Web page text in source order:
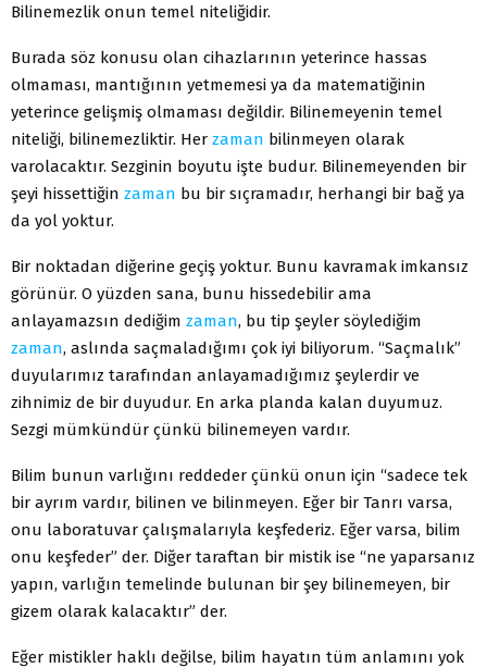
Bilinemezlik onun temel niteliğidir.
Burada söz konusu olan cihazlarının yeterince hassas
olmaması, mantığının yetmemesi ya da matematiğinin
yeterince gelişmiş olmaması değildir. Bilinemeyenin temel
niteliği, bilinemezliktir. Her zaman bilinmeyen olarak
varolacaktır. Sezginin boyutu işte budur. Bilinemeyenden bir
şeyi hissettiğin zaman bu bir sıçramadır, herhangi bir bağ ya
da yol yoktur.
Bir noktadan diğerine geçiş yoktur. Bunu kavramak imkansız
görünür. O yüzden sana, bunu hissedebilir ama
anlayamazsın dediğim zaman, bu tip şeyler söylediğim
zaman, aslında saçmaladığımı çok iyi biliyorum. “Saçmalık”
duyularımız tarafından anlayamadığımız şeylerdir ve
zihnimiz de bir duyudur. En arka planda kalan duyumuz.
Sezgi mümkündür çünkü bilinemeyen vardır.
Bilim bunun varlığını reddeder çünkü onun için “sadece tek
bir ayrım vardır, bilinen ve bilinmeyen. Eğer bir Tanrı varsa,
onu laboratuvar çalışmalarıyla keşfederiz. Eğer varsa, bilim
onu keşfeder” der. Diğer taraftan bir mistik ise “ne yaparsanız
yapın, varlığın temelinde bulunan bir şey bilinemeyen, bir
gizem olarak kalacaktır” der.
Eğer mistikler haklı değilse, bilim hayatın tüm anlamını yok